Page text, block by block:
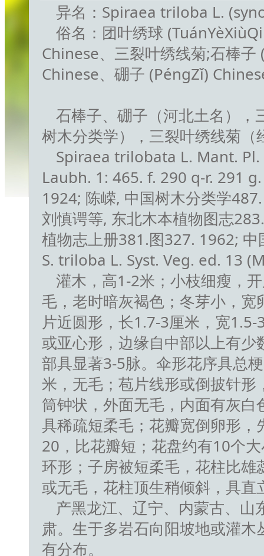
异名：Spiraea triloba L.
俗名：团叶绣球
Chinese、三裂叶绣线菊;石棒子
Chinese、硼子 (PéngZǐ)
石棒子、硼子（河北土名），
树木分类学），三裂叶绣线菊（
Spiraea trilobata L. Mant.
Laubh. 1: 465. f. 290 q-r. 291
1924; 陈嵘, 中国树木分类学
刘慎谔等, 东北木本植物图志
植物志上册381.图327. 1962;
S. triloba L. Syst. Veg. ed. 13
灌木，高1-2米；小枝细瘦，
毛，老时暗灰褐色；冬芽小，
片近圆形，长1.7-3厘米，宽
或亚心形，边缘自中部以上有
部具显著3-5脉。伞形花序具总
米，无毛；苞片线形或倒披针
筒钟状，外面无毛，内面有灰
具稀疏短柔毛；花瓣宽倒卵形
20，比花瓣短；花盘约有10个
环形；子房被短柔毛，花柱比
或无毛，花柱顶生稍倾斜，具
产黑龙江、辽宁、内蒙古、
肃。生于多岩石向阳坡地或灌
有分布。